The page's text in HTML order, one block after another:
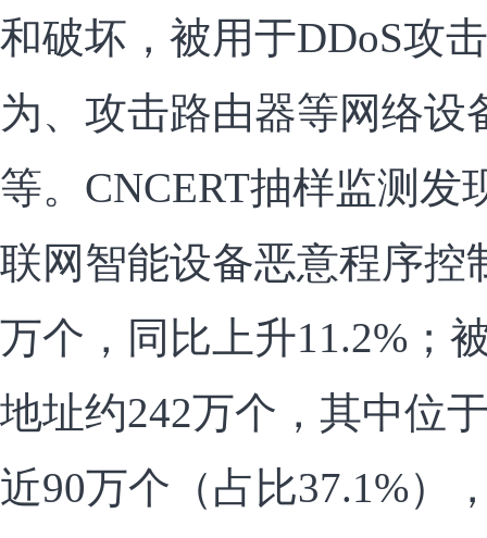
和破坏，被用于DDoS攻
为、攻击路由器等网络设
等。CNCERT抽样监测发
联网智能设备恶意程序控
万个，同比上升11.2%；
地址约242万个，其中位
近90万个（占比37.1%）